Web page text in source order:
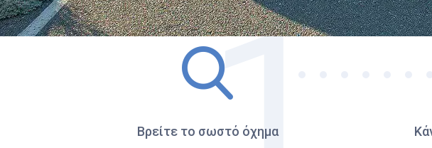
Βρείτε το σωστό όχημα